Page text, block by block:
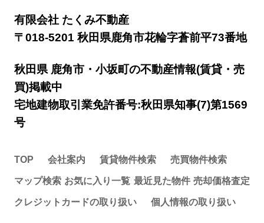
有限会社 たくみ不動産
〒018-5201 秋田県鹿角市花輪字蒼前平73番地
秋田県 鹿角市・小坂町の不動産情報(賃貸・売
買)掲載中
宅地建物取引業免許番号:秋田県知事(7)第1569
号
TOP 会社案内 賃貸物件検索 売買物件検索
マップ検索 お気に入り一覧 最近見た物件 売却価格査定
クレジットカードの取り扱い 個人情報の取り扱い